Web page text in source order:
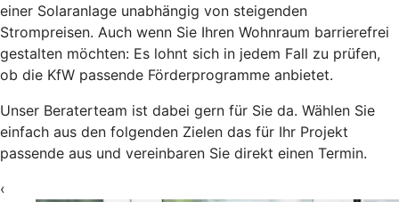
einer Solaranlage unabhängig von steigenden
Strompreisen. Auch wenn Sie Ihren Wohnraum barrierefrei
gestalten möchten: Es lohnt sich in jedem Fall zu prüfen,
ob die KfW passende Förderprogramme anbietet.
Unser Beraterteam ist dabei gern für Sie da. Wählen Sie
einfach aus den folgenden Zielen das für Ihr Projekt
passende aus und vereinbaren Sie direkt einen Termin.
‹